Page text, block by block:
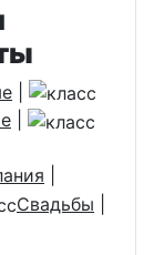
Свадьбы